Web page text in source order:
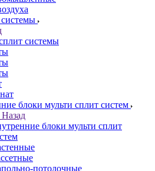
системы
блоки мульти сплит систем
Назад
блоки мульти сплит
потолочные